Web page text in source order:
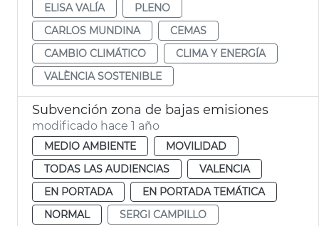
ELISA VALÍA
PLENO
CARLOS MUNDINA
CEMAS
CAMBIO CLIMÁTICO
CLIMA Y ENERGÍA
VALÈNCIA SOSTENIBLE
Subvención zona de bajas emisiones
modificado hace 1 año
MEDIO AMBIENTE
MOVILIDAD
TODAS LAS AUDIENCIAS
VALENCIA
EN PORTADA
EN PORTADA TEMÁTICA
NORMAL
SERGI CAMPILLO